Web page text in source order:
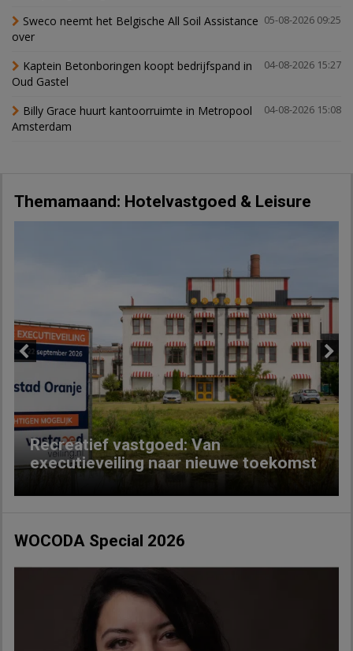
05-08-2026 09:25
Sweco neemt het Belgische All Soil Assistance
over
04-08-2026 15:27
Kaptein Betonboringen koopt bedrijfspand in
Oud Gastel
04-08-2026 15:08
Billy Grace huurt kantoorruimte in Metropool
Amsterdam
Themamaand: Hotelvastgoed & Leisure
Recreatief vastgoed: Van
executieveiling naar nieuwe toekomst
Next
WOCODA Special 2026